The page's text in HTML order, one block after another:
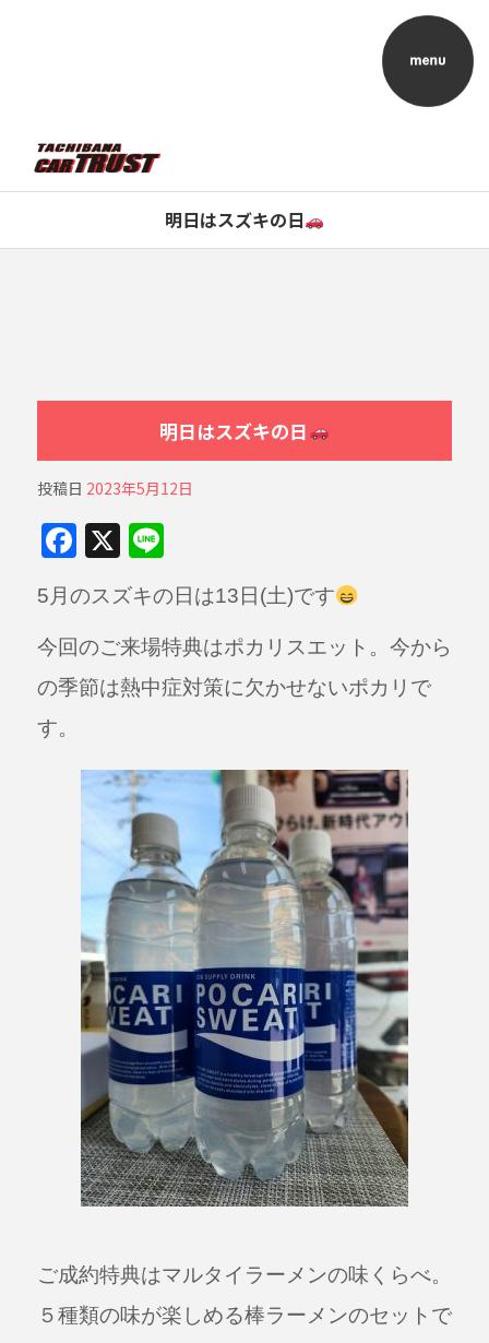
明日はスズキの日
明日はスズキの日
投稿日 2023年5月12日
F
a
c
e
b
k
X Li
n
e
5月のスズキの日は13日(土)です
今回のご来場特典はポカリスエット。今から
の季節は熱中症対策に欠かせないポカリで
す。
ご成約特典はマルタイラーメンの味くらべ。
５種類の味が楽しめる棒ラーメンのセットで